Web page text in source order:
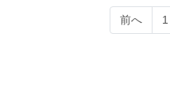
前へ 1